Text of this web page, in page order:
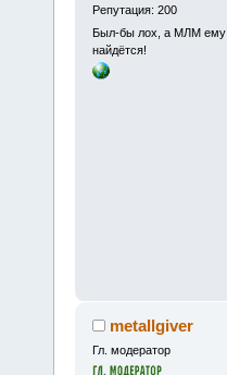
Репутация: 200
Был-бы лох, а МЛМ ему
найдётся!
metallgiver
Гл. модератор